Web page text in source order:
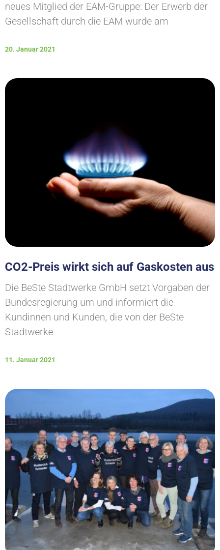
neues Mitglied der EAM-Gruppe: Der Erwerb der
Gesellschaft durch die EAM wurde am
20. Januar 2021
CO2-Preis wirkt sich auf Gaskosten aus
Die BeSte Stadtwerke GmbH setzt Vorgaben der
Bundesregierung um und informiert die
Kundinnen und Kunden, die von der BeSte
Stadtwerke
11. Januar 2021